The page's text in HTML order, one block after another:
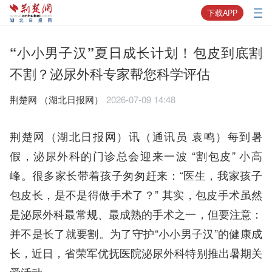
下载APP
“小小男子汉”夏日成长计划！包皮到底割
不割？泌尿外科专家帮您科学评估
荆楚网 ​（湖北日报网） 2026-07-09 14:48
荆楚网（湖北日报网）讯（通讯员 袁鸣）每到暑
假，泌尿外科的门诊总会迎来一波 “割包皮” 小高
峰。很多家长带着孩子匆匆赶来：“医生，我家孩子
包皮长，是不是得做手术了？” 其实，包皮手术虽然
是泌尿外科最常规、最成熟的手术之一，但要注意：
并不是长了就要割。为了守护“小小男子汉”的健康成
长，近日，省荣军优抚医院泌尿外科特别推出暑期关